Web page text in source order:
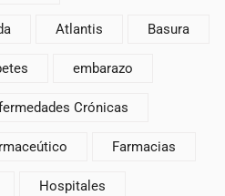
Atlantis Basura
embarazo
Crónicas
Farmacias
Hospitales